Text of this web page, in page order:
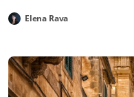
Elena Rava